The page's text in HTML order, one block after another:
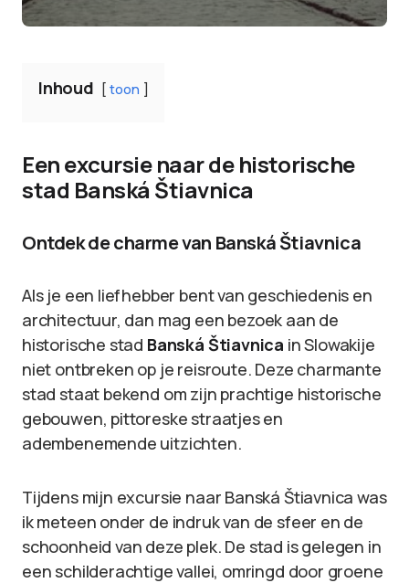
Inhoud toon
Een excursie naar de historische
stad Banská Štiavnica
Ontdek de charme van Banská Štiavnica
Als je een liefhebber bent van geschiedenis en
architectuur, dan mag een bezoek aan de
historische stad Banská Štiavnica in Slowakije
niet ontbreken op je reisroute. Deze charmante
stad staat bekend om zijn prachtige historische
gebouwen, pittoreske straatjes en
adembenemende uitzichten.
Tijdens mijn excursie naar Banská Štiavnica was
ik meteen onder de indruk van de sfeer en de
schoonheid van deze plek. De stad is gelegen in
een schilderachtige vallei, omringd door groene